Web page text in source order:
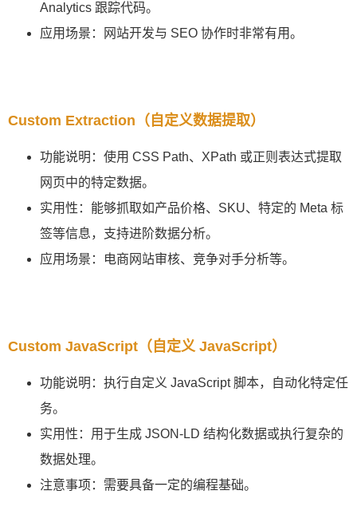
Analytics 跟踪代码。
应用场景：网站开发与 SEO 协作时非常有用。
Custom Extraction（自定义数据提取）
功能说明：使用 CSS Path、XPath 或正则表达式提取
网页中的特定数据。
实用性：能够抓取如产品价格、SKU、特定的 Meta 标
签等信息，支持进阶数据分析。
应用场景：电商网站审核、竞争对手分析等。
Custom JavaScript（自定义 JavaScript）
功能说明：执行自定义 JavaScript 脚本，自动化特定任
务。
实用性：用于生成 JSON-LD 结构化数据或执行复杂的
数据处理。
注意事项：需要具备一定的编程基础。